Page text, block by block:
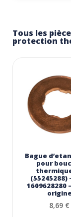
Tous les
protection
Bague
pour
(55245288)
1609628280
origine
8,69 €